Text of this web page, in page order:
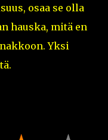
osaa se olla
hauska, mitä en
Yksi